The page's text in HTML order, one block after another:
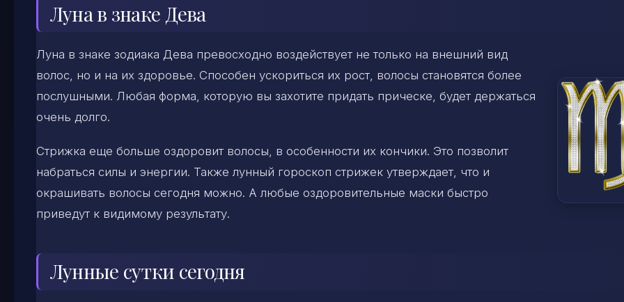
Луна в знаке Дева
Луна в знаке зодиака Дева превосходно воздействует не только на внешний вид
волос, но и на их здоровье. Способен ускориться их рост, волосы становятся более
послушными. Любая форма, которую вы захотите придать прическе, будет держаться
очень долго.
Стрижка еще больше оздоровит волосы, в особенности их кончики. Это позволит
набраться силы и энергии. Также лунный гороскоп стрижек утверждает, что и
окрашивать волосы сегодня можно. А любые оздоровительные маски быстро
приведут к видимому результату.
Лунные сутки сегодня